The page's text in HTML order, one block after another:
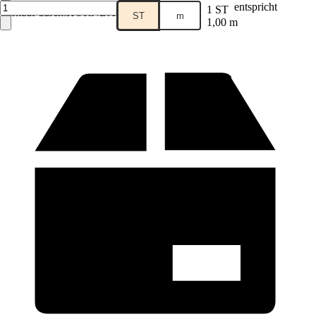
Verkauf durch:HORNBACH ST m 1 ST entspricht
1,00 m